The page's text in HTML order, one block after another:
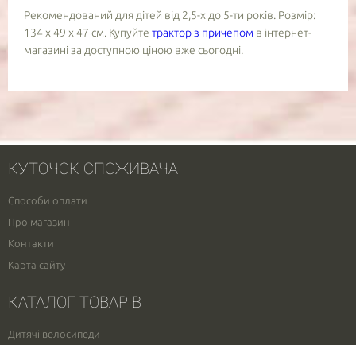
Рекомендований для дітей від 2,5-х до 5-ти років. Розмір:
134 х 49 х 47 см. Купуйте трактор з причепом в інтернет-
магазині за доступною ціною вже сьогодні.
КУТОЧОК СПОЖИВАЧА
Способи оплати
Про магазин
Контакти
Карта сайту
КАТАЛОГ ТОВАРІВ
Дитячі велосипеди